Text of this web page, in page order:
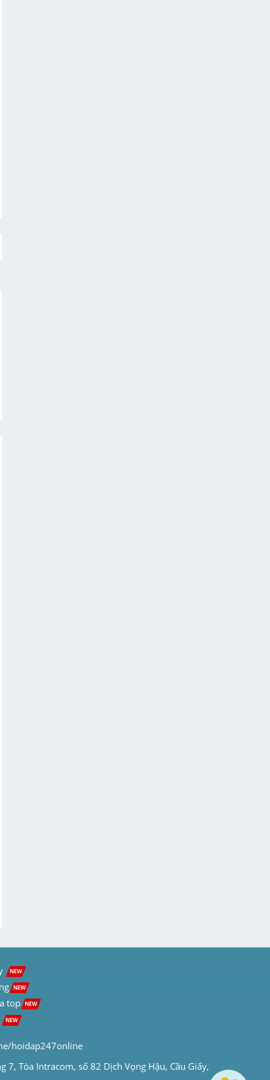
NEW
NEW
top NEW
NEW
hoidap247online
7, Tòa Intracom, số 82 Dịch Vọng Hậu, Cầu Giấy,